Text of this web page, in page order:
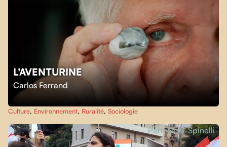
L'AVENTURINE
Carlos Ferrand
Culture, Environnement, Ruralité, Sociologie
Parc Noël-Spinelli